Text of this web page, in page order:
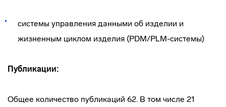
системы управления данными об изделии и
жизненным циклом изделия (PDM/PLM-системы)
Публикации:
Общее количество публикаций 62. В том числе 21